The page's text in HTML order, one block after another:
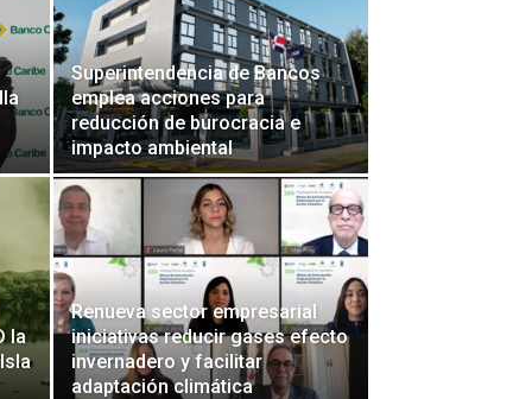
Superintendencia de Bancos
emplea acciones para
reducción de burocracia e
impacto ambiental
la
Renueva sector empresarial
iniciativas reducir gases efecto
invernadero y facilitar
adaptación climática